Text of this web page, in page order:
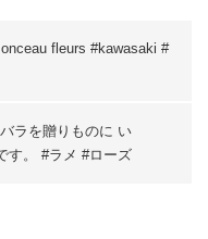
fleurs #kawasaki #
ラを贈りものに い
す。 #ラメ #ローズ